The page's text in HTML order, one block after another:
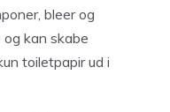
bleer og
kan skabe
toiletpapir ud i